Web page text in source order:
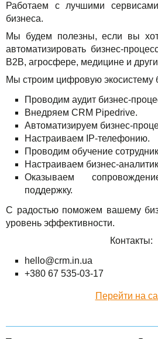
TuchaHost
TuchaMetal
TuchaBackup
TuchaSync
Хостинг CRM
Хостинг сайтов-
Удаленный офис
О нас
Компания
Карьера
Работаем с лучшими
бизнеса.
Мы будем полезны, если вы
автоматизировать бизнес-
B2B, агросфере, медицине и
Мы строим цифровую экосистему
Проводим аудит бизнес-
Внедряем CRM Pipedrive.
Автоматизируем бизнес-
Настраиваем IP-телефонию.
Проводим обучение
Настраиваем бизнес-
Оказываем
поддержку.
С радостью поможем вашему
уровень эффективности.
Контакты:
hello@crm.in.ua
+380 67 535-03-17
Перейти на